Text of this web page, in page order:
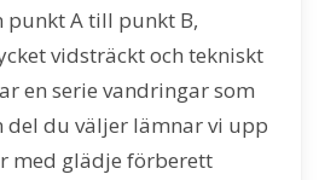
punkt A till punkt B,
vidsträckt och tekniskt
en serie vandringar som
del du väljer lämnar vi upp
med glädje förberett